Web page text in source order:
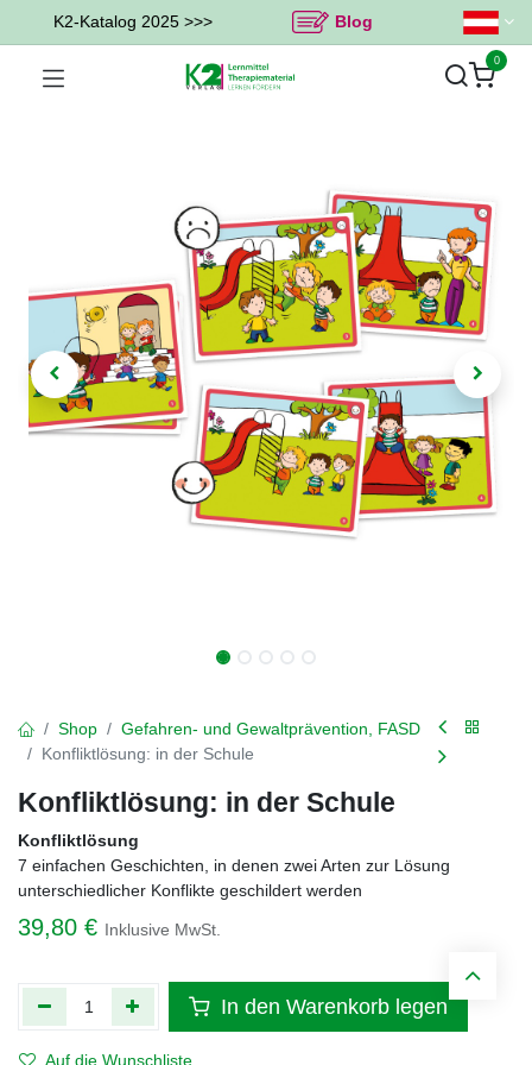
K2-Katalog 2025 >>> Blog
0
Shop
Gefahren- und Gewaltprävention, FASD
Konfliktlösung: in der Schule
Konfliktlösung: in der Schule
Konfliktlösung
7 einfachen Geschichten, in denen zwei Arten zur Lösung
unterschiedlicher Konflikte geschildert werden
39,80 € Inklusive MwSt.
In den Warenkorb legen
Auf die Wunschliste